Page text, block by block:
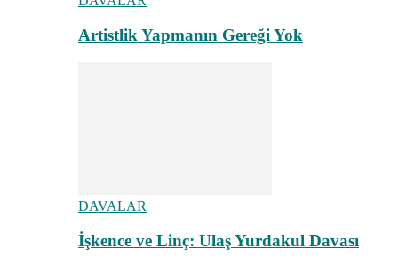
Artistlik Yapmanın Gereği Yok
DAVALAR
İşkence ve Linç: Ulaş Yurdakul Davası